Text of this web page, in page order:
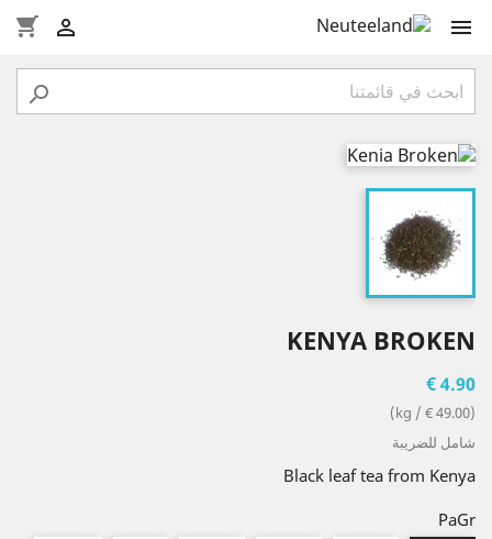

shopping_cart 

KENYA BROKEN
4.90 €
(49.00 € / kg)
شامل للضريبة
Black leaf tea from Kenya
PaGr